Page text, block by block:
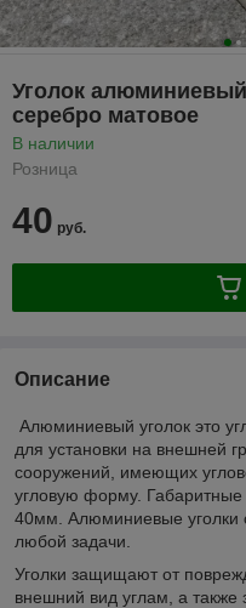
Уголок
серебро матовое
В наличии
Розница
40 руб.
Описание
Алюминиевый уголок это
для установки на внешней
сооружений, имеющих
угловую форму.
40мм. Алюминиевые уголки
любой задачи.
Уголки защищают от
внешний вид углам, а